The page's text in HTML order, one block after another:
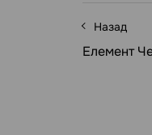
Назад
Елемент